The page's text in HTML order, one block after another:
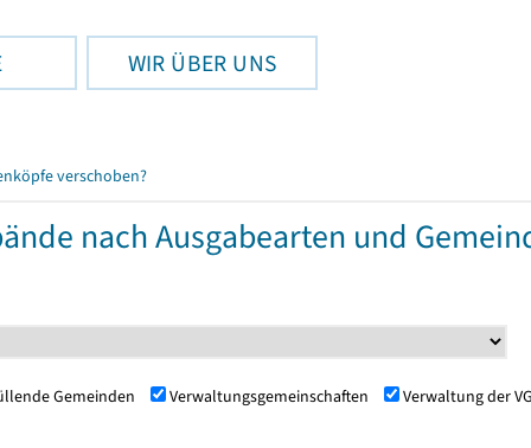
WIR ÜBER UNS
verschoben?
nach Ausgabearten und
Gemeinden Verwaltungsgemeinschaften Verwaltung der